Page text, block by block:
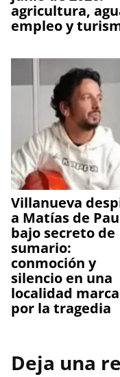
agricultura,
empleo y
Villanueva
a Matías de
bajo secreto de
sumario:
conmoción y
silencio en una
localidad
por la tragedia
Deja una